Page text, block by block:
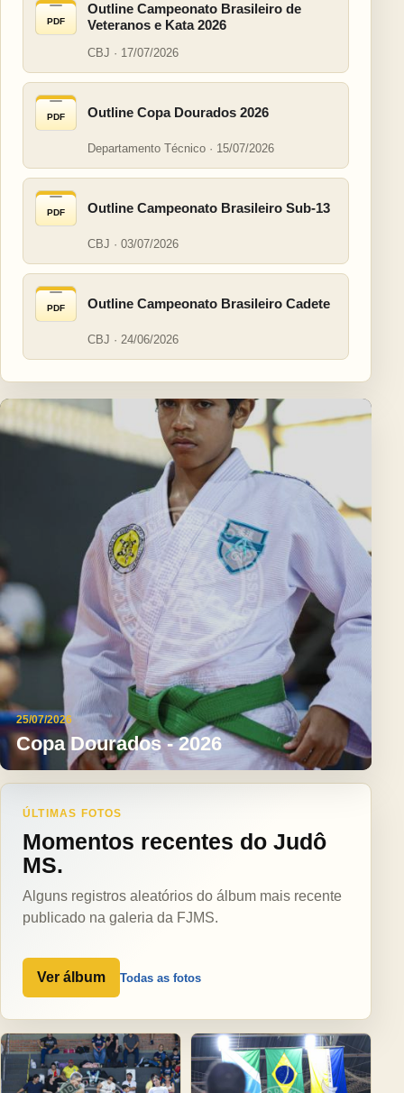
PDF
Outline Campeonato Brasileiro de
Veteranos e Kata 2026
CBJ · 17/07/2026
PDF Outline Copa Dourados 2026
Departamento Técnico · 15/07/2026
PDF Outline Campeonato Brasileiro Sub-13
CBJ · 03/07/2026
PDF Outline Campeonato Brasileiro Cadete
CBJ · 24/06/2026
25/07/2026
Copa Dourados - 2026
ÚLTIMAS FOTOS
Momentos recentes do Judô
MS.
Alguns registros aleatórios do álbum mais recente
publicado na galeria da FJMS.
Ver álbum Todas as fotos